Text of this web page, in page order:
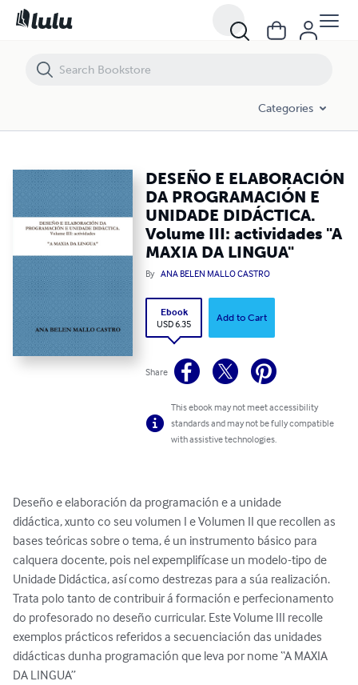
Categories
DESEÑO E ELABORACIÓN
DA PROGRAMACIÓN E
UNIDADE DIDÁCTICA.
Volume III: actividades "A
MAXIA DA LINGUA"
By ANA BELEN MALLO CASTRO
Ebook
USD 6.35
Add to Cart
Share
This ebook may not meet accessibility
standards and may not be fully compatible
with assistive technologies.
Deseño e elaboración da programación e a unidade
didáctica, xunto co seu volumen I e Volumen II que recollen as
bases teóricas sobre o tema, é un instrumento básico para
calquera docente, pois nel expemplifícase un modelo-tipo de
Unidade Didáctica, así como destrezas para a súa realización.
Trata polo tanto de contribuir á formación e perfecionamento
do profesorado no deseño curricular. Este Volume III recolle
exemplos prácticos referidos a secuenciación das unidades
didácticas dunha programación que leva por nome “A MAXIA
DA LINGUA”
DESEÑO E ELABORACIÓN DA PROGRAMACIÓN E UNIDADE